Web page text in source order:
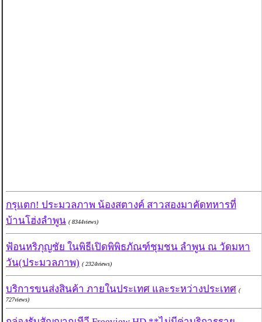
กรุแตก! ประมวลภาพ น้องสตางค์ สาวสองมาคัดทหารที่
บ้านโฮ่งลำพูน ( 8344views)
ฟ้อนหริภุญชัย ในพิธีเปิดพิพิธภัณฑ์ชุมชน ลำพูน ณ วัดมหา
วัน(ประมวลภาพ) ( 2324views)
บริการขนส่งสินค้า ภายในประเทศ และระหว่างประเทศ (
727views)